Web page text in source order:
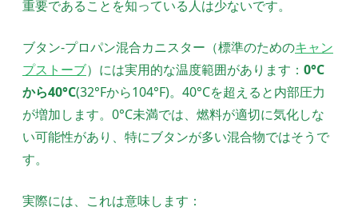
重要であることを知っている人は少ないです。
ブタン-プロパン混合カニスター（標準のためのキャン
プストーブ）には実用的な温度範囲があります： 0°C
から40°C(32°Fから104°F)。40°Cを超えると内部圧力
が増加します。0°C未満では、燃料が適切に気化しな
い可能性があり、特にブタンが多い混合物ではそうで
す。
実際には、これは意味します：